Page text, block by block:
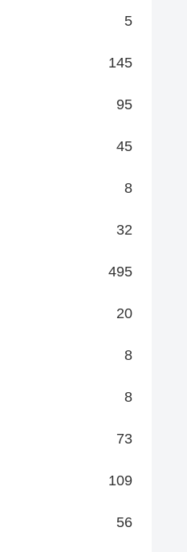
5
145
95
45
8
32
495
20
8
8
73
109
56